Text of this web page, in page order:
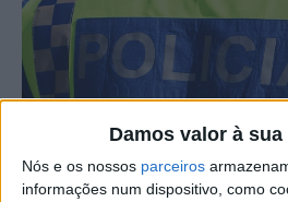
Damos valor à
Nós e os nossos parceiros
informações num dispositivo, como